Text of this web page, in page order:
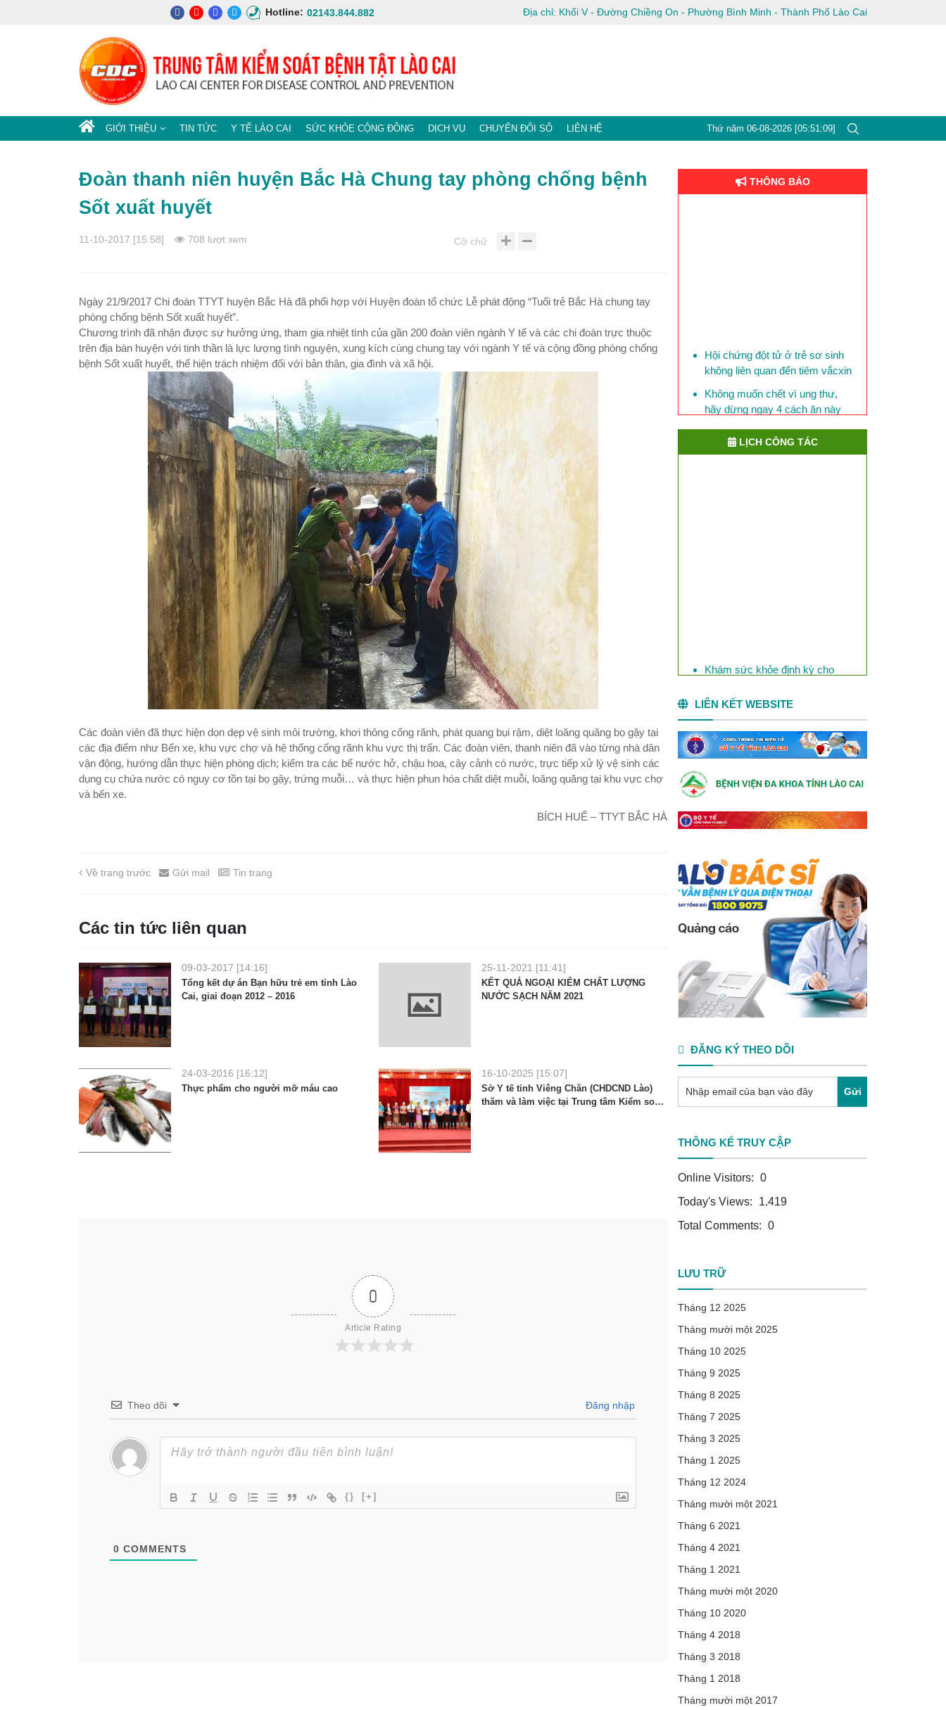
Hotline: 02143.844.882 Địa chỉ: Khối V - Đường Chiềng On - Phường Bình Minh - Thành Phố Lào Cai
GIỚI THIỆU TIN TỨC Y TẾ LÀO CAI SỨC KHỎE CỘNG ĐỒNG DỊCH VỤ CHUYỂN ĐỔI SỐ LIÊN HỆ Thứ năm 06-08-2026 [05:51:10]
Đoàn thanh niên huyện Bắc Hà Chung tay phòng chống bệnh
Sốt xuất huyết
11-10-2017 [15:58] 708 lượt xem Cỡ chữ
Ngày 21/9/2017 Chi đoàn TTYT huyện Bắc Hà đã phối hợp với Huyện đoàn tổ chức Lễ phát động “Tuổi trẻ Bắc Hà chung tay
phòng chống bệnh Sốt xuất huyết”.
Chương trình đã nhận được sự hưởng ứng, tham gia nhiệt tình của gần 200 đoàn viên ngành Y tế và các chi đoàn trực thuộc
trên địa bàn huyện với tinh thần là lực lượng tình nguyện, xung kích cùng chung tay với ngành Y tế và cộng đồng phòng chống
bệnh Sốt xuất huyết, thể hiện trách nhiệm đối với bản thân, gia đình và xã hội.
Các đoàn viên đã thực hiện dọn dẹp vệ sinh môi trường, khơi thông cống rãnh, phát quang bụi rậm, diệt loăng quăng bọ gậy tại
các địa điểm như Bến xe, khu vực chợ và hệ thống cống rãnh khu vực thị trấn. Các đoàn viên, thanh niên đã vào từng nhà dân
vận động, hướng dẫn thực hiện phòng dịch; kiểm tra các bể nước hở, chậu hoa, cây cảnh có nước, trực tiếp xử lý vệ sinh các
dụng cụ chứa nước có nguy cơ tồn tại bọ gậy, trứng muỗi… và thực hiện phun hóa chất diệt muỗi, loăng quăng tại khu vực chợ
và bến xe.
BÍCH HUẾ – TTYT BẮC HÀ
Về trang trước Gửi mail Tin trang
Các tin tức liên quan
09-03-2017 [14:16]
Tổng kết dự án Bạn hữu trẻ em tỉnh Lào
Cai, giai đoạn 2012 – 2016
25-11-2021 [11:41]
KẾT QUẢ NGOẠI KIỂM CHẤT LƯỢNG
NƯỚC SẠCH NĂM 2021
24-03-2016 [16:12]
Thực phẩm cho người mỡ máu cao
16-10-2025 [15:07]
Sở Y tế tỉnh Viêng Chăn (CHDCND Lào)
thăm và làm việc tại Trung tâm Kiểm soát
0
Article Rating
Theo dõi Đăng nhập
{} [+]
0 COMMENTS
THÔNG BÁO
không liên quan đến tiêm vắcxin
Không muốn chết vì ung thư,
hãy dừng ngay 4 cách ăn này
Mỗi ngày, 150 người Việt Nam
chết vì bệnh đái tháo đường
Phòng bệnh lỵ ở trẻ em
LỊCH CÔNG TÁC
Khám sức khỏe định kỳ cho
Công ty Phốt pho vàng Việt
Nam
LIÊN KẾT WEBSITE
ĐĂNG KÝ THEO DÕI
Gửi
THÔNG KẾ TRUY CẬP
Online Visitors:
0
Today's Views:
1.419
Total Comments:
0
LƯU TRỮ
Tháng 12 2025
Tháng mười một 2025
Tháng 10 2025
Tháng 9 2025
Tháng 8 2025
Tháng 7 2025
Tháng 3 2025
Tháng 1 2025
Tháng 12 2024
Tháng mười một 2021
Tháng 6 2021
Tháng 4 2021
Tháng 1 2021
Tháng mười một 2020
Tháng 10 2020
Tháng 4 2018
Tháng 3 2018
Tháng 1 2018
Tháng mười một 2017